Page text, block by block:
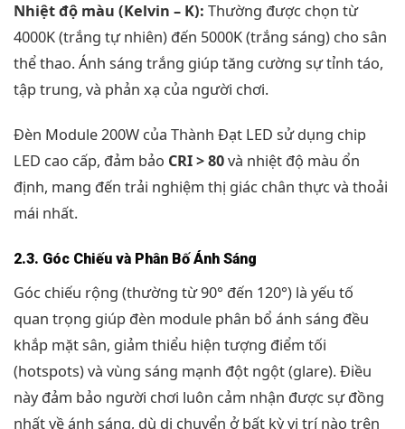
Nhiệt độ màu (Kelvin – K): Thường được chọn từ
4000K (trắng tự nhiên) đến 5000K (trắng sáng) cho sân
thể thao. Ánh sáng trắng giúp tăng cường sự tỉnh táo,
tập trung, và phản xạ của người chơi.
Đèn Module 200W của Thành Đạt LED sử dụng chip
LED cao cấp, đảm bảo CRI > 80và nhiệt độ màu ổn
định, mang đến trải nghiệm thị giác chân thực và thoải
mái nhất.
2.3. Góc Chiếu và Phân Bố Ánh Sáng
Góc chiếu rộng (thường từ 90° đến 120°) là yếu tố
quan trọng giúp đèn module phân bổ ánh sáng đều
khắp mặt sân, giảm thiểu hiện tượng điểm tối
(hotspots) và vùng sáng mạnh đột ngột (glare). Điều
này đảm bảo người chơi luôn cảm nhận được sự đồng
nhất về ánh sáng, dù di chuyển ở bất kỳ vị trí nào trên